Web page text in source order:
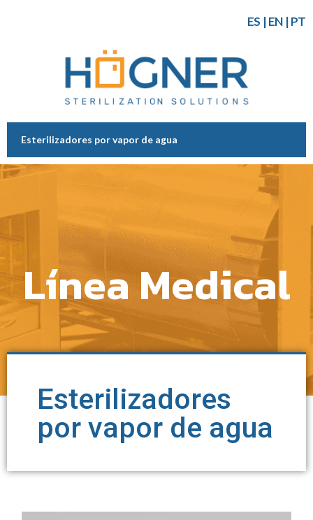
ES |EN|PT
Esterilizadores por vapor de agua
Línea Medical
Esterilizadores
por vapor de agua